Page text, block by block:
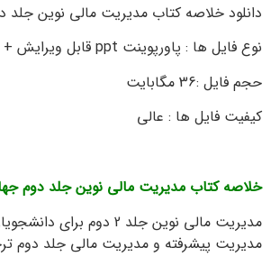
دانلود خلاصه کتاب مدیریت مالی نوین
نوع فایل ها : پاورپوینت ppt قابل ویرایش + pdf
حجم فایل :36 مگابایت
کیفیت فایل ها : عالی
خلاصه کتاب مدیریت مالی نوین جلد دوم
مدیریت مالی نوین
مدیریت پیشرفته و مدیریت مالی جلد دوم